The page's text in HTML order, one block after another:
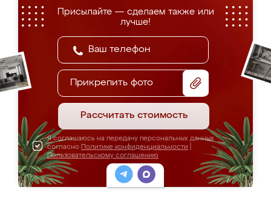
Присылайте — сделаем также или
лучше!
Прикрепить фото
Рассчитать стоимость
Я соглашаюсь на передачу персональных данных
согласно Политике конфиденциальности
Пользовательскому соглашению